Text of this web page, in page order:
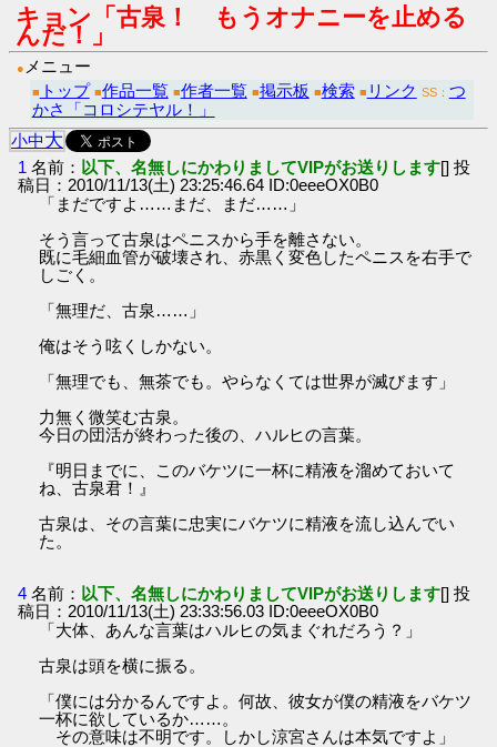
キョン「古泉！ もうオナニーを止める
んだ！」
● メニュー
■ トップ ■作品一覧 ■作者一覧 ■掲示板 ■検索 ■ リンク SS： つ
かさ「コロシテヤル！」
小中大
1 名前： 以下、名無しにかわりましてVIPがお送りします[] 投
稿日：2010/11/13(土) 23:25:46.64 ID:0eeeOX0B0
「まだですよ……まだ、まだ……」
そう言って古泉はペニスから手を離さない。
既に毛細血管が破壊され、赤黒く変色したペニスを右手で
しごく。
「無理だ、古泉……」
俺はそう呟くしかない。
「無理でも、無茶でも。やらなくては世界が滅びます」
力無く微笑む古泉。
今日の団活が終わった後の、ハルヒの言葉。
『明日までに、このバケツに一杯に精液を溜めておいて
ね、古泉君！』
古泉は、その言葉に忠実にバケツに精液を流し込んでい
た。
4 名前： 以下、名無しにかわりましてVIPがお送りします[] 投
稿日：2010/11/13(土) 23:33:56.03 ID:0eeeOX0B0
「大体、あんな言葉はハルヒの気まぐれだろう？」
古泉は頭を横に振る。
「僕には分かるんですよ。何故、彼女が僕の精液をバケツ
一杯に欲しているか……。
その意味は不明です。しかし涼宮さんは本気ですよ」